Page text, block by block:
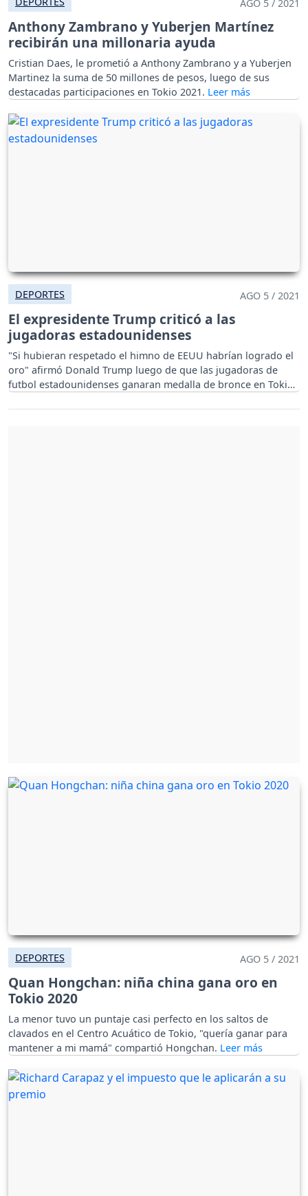
AGO 5 / 2021
Anthony Zambrano y Yuberjen Martínez
recibirán una millonaria ayuda
Cristian Daes, le prometió a Anthony Zambrano y a Yuberjen
Martinez la suma de 50 millones de pesos, luego de sus
destacadas participaciones en Tokio 2021.
DEPORTES AGO 5 / 2021
El expresidente Trump criticó a las
jugadoras estadounidenses
"Si hubieran respetado el himno de EEUU habrían logrado el
oro" afirmó Donald Trump luego de que las jugadoras de
futbol estadounidenses ganaran medalla de bronce en Tokio
DEPORTES AGO 5 / 2021
Quan Hongchan: niña china gana oro en
Tokio 2020
La menor tuvo un puntaje casi perfecto en los saltos de
clavados en el Centro Acuático de Tokio, "quería ganar para
mantener a mi mamá" compartió Hongchan.